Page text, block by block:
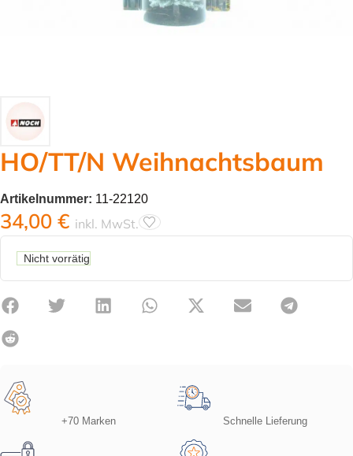
HO/TT/N Weihnachtsbaum
Artikelnummer: 11-22120
34,00 € inkl. MwSt.
Nicht vorrätig
+70 Marken Schnelle Lieferung